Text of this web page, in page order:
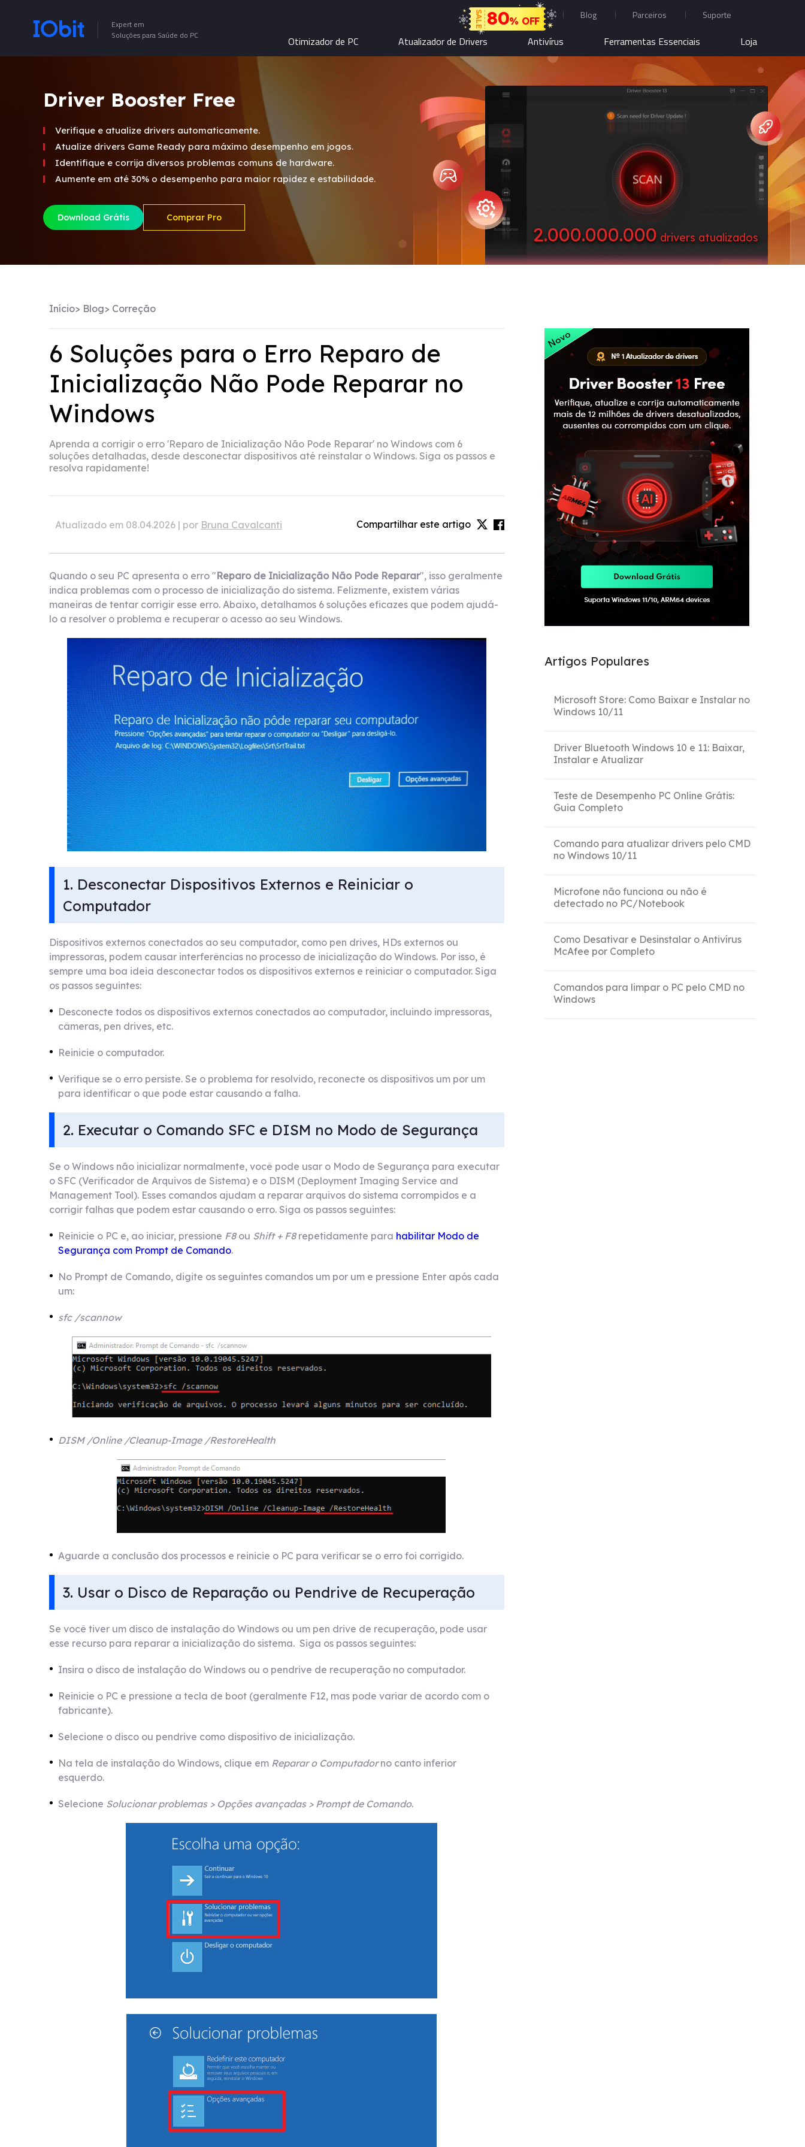
Expert em
Soluções para Saúde do PC
SALE 80% OFF Blog Parceiros Suporte
Otimizador de PC Atualizador de Drivers Antivírus Ferramentas Essenciais Loja
Driver Booster Free
Verifique e atualize drivers automaticamente.
Atualize drivers Game Ready para máximo desempenho em jogos.
Identifique e corrija diversos problemas comuns de hardware.
Aumente em até 30% o desempenho para maior rapidez e estabilidade.
2.000.000.000 drivers atualizados
Download Grátis Comprar Pro
Início> Blog> Correção
6 Soluções para o Erro Reparo de
Inicialização Não Pode Reparar no
Windows
Aprenda a corrigir o erro 'Reparo de Inicialização Não Pode Reparar' no Windows com 6
soluções detalhadas, desde desconectar dispositivos até reinstalar o Windows. Siga os passos e
resolva rapidamente!
Atualizado em 08.04.2026 | por Bruna Cavalcanti Compartilhar este artigo
Quando o seu PC apresenta o erro "Reparo de Inicialização Não Pode Reparar", isso geralmente
indica problemas com o processo de inicialização do sistema. Felizmente, existem várias
maneiras de tentar corrigir esse erro. Abaixo, detalhamos 6 soluções eficazes que podem ajudá-
lo a resolver o problema e recuperar o acesso ao seu Windows.
1. Desconectar Dispositivos Externos e Reiniciar o
Computador
Dispositivos externos conectados ao seu computador, como pen drives, HDs externos ou
impressoras, podem causar interferências no processo de inicialização do Windows. Por isso, é
sempre uma boa ideia desconectar todos os dispositivos externos e reiniciar o computador. Siga
os passos seguintes:
Desconecte todos os dispositivos externos conectados ao computador, incluindo impressoras,
câmeras, pen drives, etc.
Reinicie o computador.
Verifique se o erro persiste. Se o problema for resolvido, reconecte os dispositivos um por um
para identificar o que pode estar causando a falha.
2. Executar o Comando SFC e DISM no Modo de Segurança
Se o Windows não inicializar normalmente, você pode usar o Modo de Segurança para executar
o SFC (Verificador de Arquivos de Sistema) e o DISM (Deployment Imaging Service and
Management Tool). Esses comandos ajudam a reparar arquivos do sistema corrompidos e a
corrigir falhas que podem estar causando o erro. Siga os passos seguintes:
Reinicie o PC e, ao iniciar, pressione F8ou Shift + F8repetidamente para habilitar Modo de
Segurança com Prompt de Comando.
No Prompt de Comando, digite os seguintes comandos um por um e pressione Enter após cada
um:
sfc /scannow
DISM /Online /Cleanup-Image /RestoreHealth
Aguarde a conclusão dos processos e reinicie o PC para verificar se o erro foi corrigido.
3. Usar o Disco de Reparação ou Pendrive de Recuperação
Se você tiver um disco de instalação do Windows ou um pen drive de recuperação, pode usar
esse recurso para reparar a inicialização do sistema. Siga os passos seguintes:
Insira o disco de instalação do Windows ou o pendrive de recuperação no computador.
Reinicie o PC e pressione a tecla de boot (geralmente F12, mas pode variar de acordo com o
fabricante).
Selecione o disco ou pendrive como dispositivo de inicialização.
Na tela de instalação do Windows, clique em Reparar o Computadorno canto inferior
esquerdo.
Selecione Solucionar problemas > Opções avançadas > Prompt de Comando.
Artigos Populares
Microsoft Store: Como Baixar e Instalar no
Windows 10/11
Driver Bluetooth Windows 10 e 11: Baixar,
Instalar e Atualizar
Teste de Desempenho PC Online Grátis:
Guia Completo
Comando para atualizar drivers pelo CMD
no Windows 10/11
Microfone não funciona ou não é
detectado no PC/Notebook
Como Desativar e Desinstalar o Antivírus
McAfee por Completo
Comandos para limpar o PC pelo CMD no
Windows